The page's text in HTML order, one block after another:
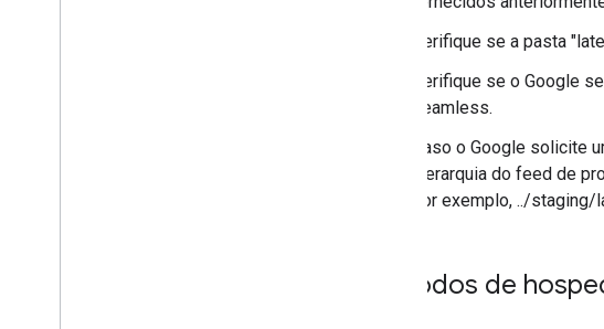
Verifique se a pasta
Verifique se o Google
seamless.
Caso o Google solicite
hierarquia do feed de
por exemplo, ../
Métodos de